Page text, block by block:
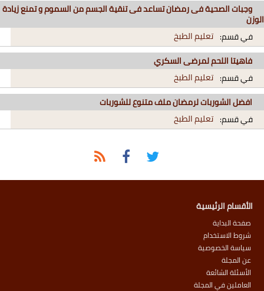
وجبات الصحية فى رمضان تساعد فى تنقية الجسم من السموم و تمنع زيادة
الوزن
في قسم: تعليم الطبخ
فاهيتا اللحم لمرضى السكري
في قسم: تعليم الطبخ
افضل الشوربات لرمضان ملف متنوع للشوربات
في قسم: تعليم الطبخ
الأقسام الرئيسية
صفحة البداية
شروط الاستخدام
سياسة الخصوصية
عن المجلة
الأسئلة الشائعة
العاملين في المجلة